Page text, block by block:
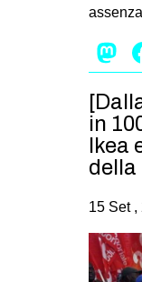
in
Ikea
della
15 Set ,